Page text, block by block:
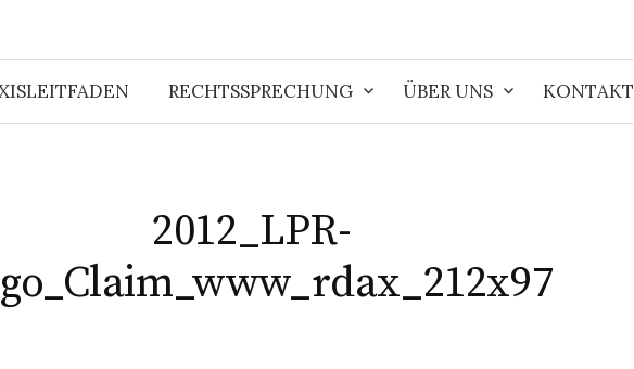
RECHTSSPRECHUNG ÜBER UNS KONTAKT
2012_LPR-